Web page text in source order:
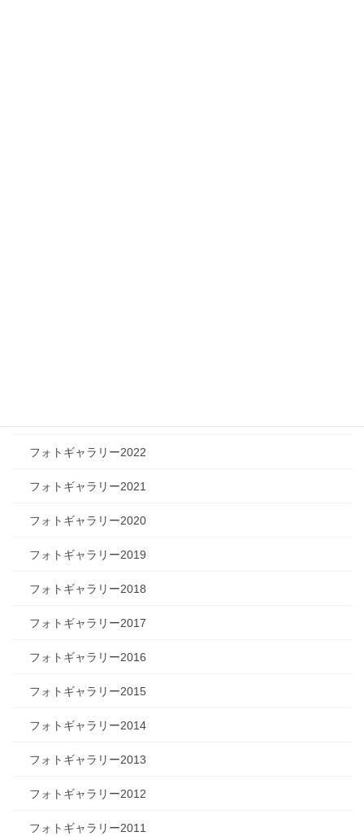
フォトギャラリー2022
フォトギャラリー2021
フォトギャラリー2020
フォトギャラリー2019
フォトギャラリー2018
フォトギャラリー2017
フォトギャラリー2016
フォトギャラリー2015
フォトギャラリー2014
フォトギャラリー2013
フォトギャラリー2012
フォトギャラリー2011